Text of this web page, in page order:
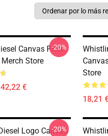
Canvas Print
Store
€
-20%
Store
18,21
Logo Canvas
-20%